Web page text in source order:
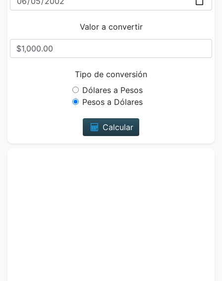
Valor a convertir
Tipo de conversión
Dólares a Pesos
Pesos a Dólares
Calcular